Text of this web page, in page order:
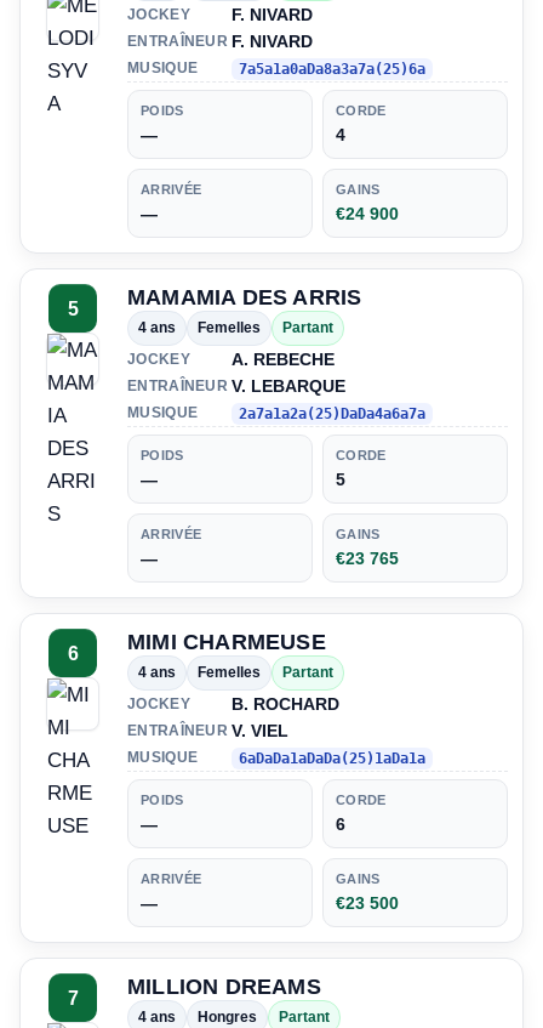
JOCKEY F. NIVARD
ENTRAÎNEUR F. NIVARD
MUSIQUE 7a5a1a0aDa8a3a7a(25)6a
POIDS
—
CORDE
4
ARRIVÉE
—
GAINS
€24 900
5 MAMAMIA DES ARRIS
4 ans Femelles
Partant
JOCKEY
A. REBECHE
ENTRAÎNEUR V. LEBARQUE
MUSIQUE 2a7a1a2a(25)DaDa4a6a7a
POIDS
—
CORDE
5
ARRIVÉE
—
GAINS
€23 765
6 MIMI CHARMEUSE
4 ans Femelles
Partant
JOCKEY
B. ROCHARD
ENTRAÎNEUR V. VIEL
MUSIQUE 6aDaDa1aDaDa(25)1aDa1a
POIDS
—
CORDE
6
ARRIVÉE
—
GAINS
€23 500
7 MILLION DREAMS
4 ans Hongres
Partant